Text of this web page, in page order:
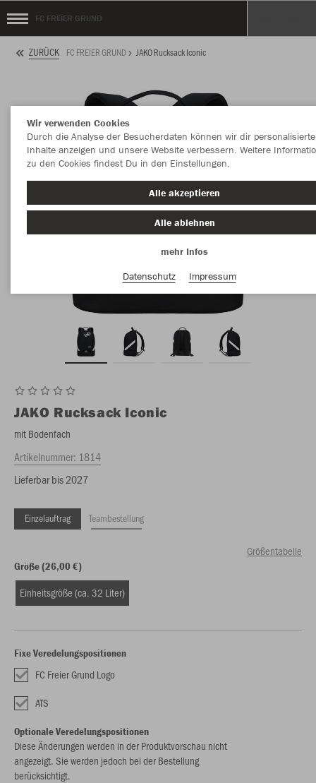
FC FREIER GRUND
ZURÜCK FC FREIER GRUND JAKO Rucksack Iconic
JAKO Rucksack Iconic
mit Bodenfach
Artikelnummer: 1814
Lieferbar bis 2027
Einzelauftrag Teambestellung
Größentabelle
Größe (26,00 €)
Einheitsgröße (ca. 32 Liter)
Fixe Veredelungspositionen
FC Freier Grund Logo
ATS
Optionale Veredelungspositionen
Diese Änderungen werden in der Produktvorschau nicht
angezeigt. Sie werden jedoch bei der Bestellung
berücksichtigt.
Wir verwenden Cookies
Durch die Analyse der Besucherdaten können wir dir personalisierte
Inhalte anzeigen und unsere Website verbessern. Weitere
zu den Cookies findest Du in den Einstellungen.
Alle akzeptieren
Alle ablehnen
mehr Infos
Datenschutz
Impressum